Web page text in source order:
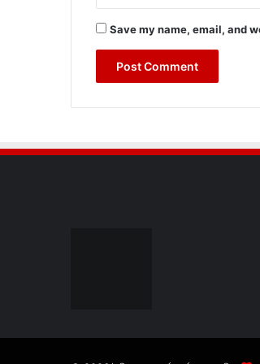
Save my name, email, and